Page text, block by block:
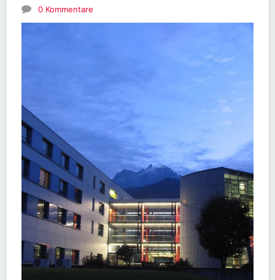
0 Kommentare